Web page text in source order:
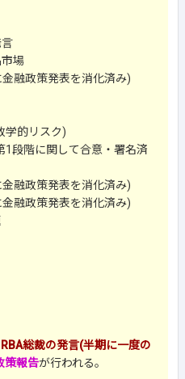
場
融政策発表を消化済み)
学的リスク)
1段階に関して合意・署名済
融政策発表を消化済み)
融政策発表を消化済み)
総裁の発言(半期に一度の
策報告が行われる。